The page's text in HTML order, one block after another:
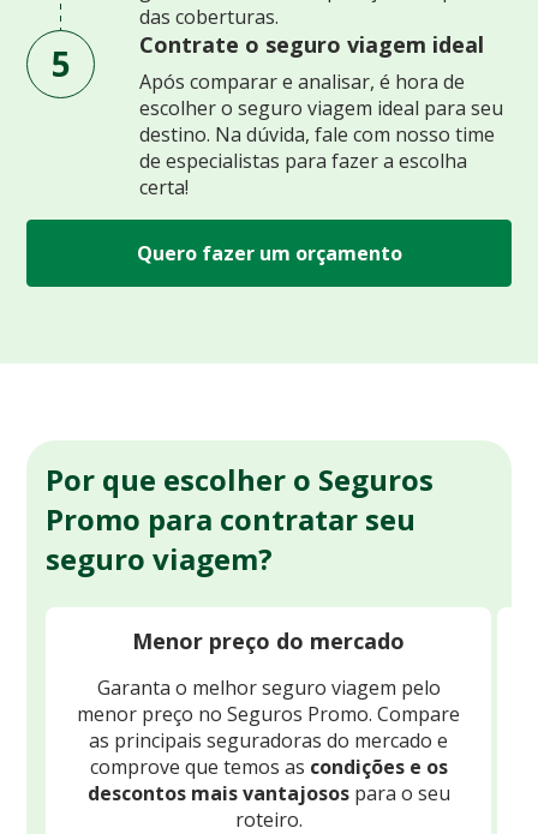
das coberturas.
5 Contrate o seguro viagem ideal
Após comparar e analisar, é hora de
escolher o seguro viagem ideal para seu
destino. Na dúvida, fale com nosso time
de especialistas para fazer a escolha
certa!
Quero fazer um orçamento
Por que escolher o Seguros
Promo para contratar seu
seguro viagem?
Menor preço do mercado
Garanta o melhor seguro viagem pelo
menor preço no Seguros Promo. Compare
as principais seguradoras do mercado e
comprove que temos as condições e os
descontos mais vantajosospara o seu
roteiro.